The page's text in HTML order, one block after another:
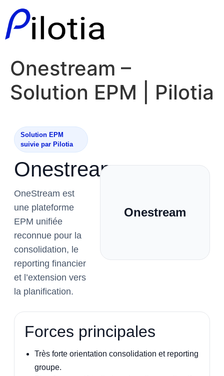
contenu
Onestream –
Solution EPM | Pilotia
Solution EPM
suivie par Pilotia
Onestream
OneStream est
une plateforme
EPM unifiée
reconnue pour la
consolidation, le
reporting financier
et l’extension vers
la planification.
Onestream
Forces principales
Très forte orientation consolidation et reporting
groupe.